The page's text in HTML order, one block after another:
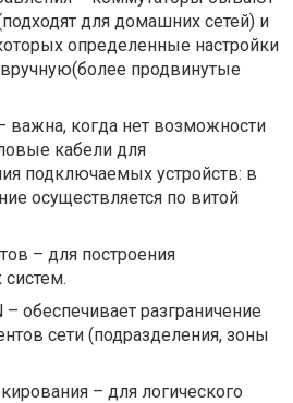
для домашних сетей) и
определенные настройки
продвинутые
важна, когда нет возможности
кабели для
подключаемых устройств: в
осуществляется по витой
– для построения
обеспечивает разграничение
сети (подразделения, зоны
– для логического